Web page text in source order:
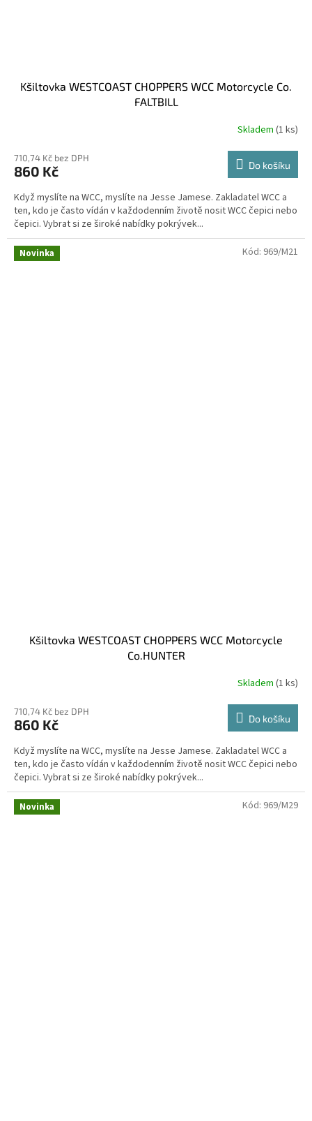
Kšiltovka WESTCOAST CHOPPERS WCC Motorcycle Co.
FALTBILL
Skladem (1 ks)
710,74 Kč bez DPH
860 Kč Do košíku
Když myslíte na WCC, myslíte na Jesse Jamese. Zakladatel WCC a
ten, kdo je často vídán v každodenním životě nosit WCC čepici nebo
čepici. Vybrat si ze široké nabídky pokrývek...
Novinka
Kšiltovka WESTCOAST CHOPPERS WCC Motorcycle
Co.HUNTER
Skladem (1 ks)
710,74 Kč bez DPH
860 Kč Do košíku
Když myslíte na WCC, myslíte na Jesse Jamese. Zakladatel WCC a
ten, kdo je často vídán v každodenním životě nosit WCC čepici nebo
čepici. Vybrat si ze široké nabídky pokrývek...
Kód: 969/M21
Novinka Kód: 969/M29